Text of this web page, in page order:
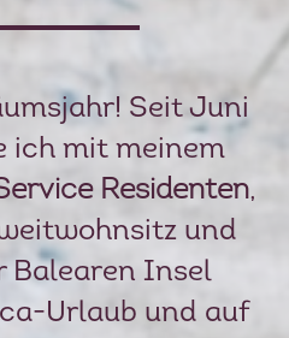
Seit Juni
ich mit meinem
Residenten,
und
Balearen Insel
Urlaub und auf